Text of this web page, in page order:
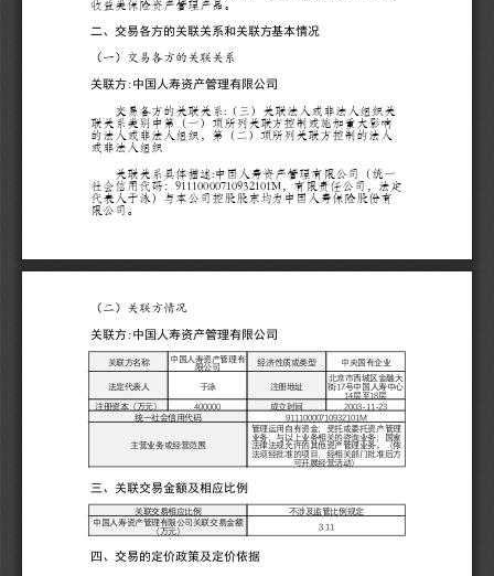
收益类保险资产管理产品。
二、交易各方的关联关系和关联方基本情况
（一）交易各方的关联关系
关联方:中国人寿资产管理有限公司
        交易各方的关联关系:（三）关联法人或非法人组织关
联关系类别中第（一）项所列关联方控制或施加重大影响
的法人或非法人组织，第（二）项所列关联方控制的法人
或非法人组织
        关联关系具体描述:中国人寿资产管理有限公司（统一
社会信用代码：91110000710932101M，有限责任公司，法定
代表人于泳）与本公司控股股东均为中国人寿保险股份有
限公司。
（二）关联方情况
关联方:中国人寿资产管理有限公司
关联方名称
中国人寿资产管理有
限公司
经济性质或类型 中央国有企业
法定代表人 于泳 注册地址
北京市西城区金融大
街17号中国人寿中心
14层至18层
注册资本（万元）
400000 成立时间
2003-11-23
统一社会信用代码
91110000710932101M
主营业务或经营范围
管理运用自有资金；受托或委托资产管理
业务；与以上业务相关的咨询业务；国家
法律法规允许的其他资产管理业务。（依
法须经批准的项目，经相关部门批准后方
可开展经营活动）
三、关联交易金额及相应比例
关联交易相应比例
不涉及监管比例规定
中国人寿资产管理有限公司关联交易金额
（万元）
3.11
四、交易的定价政策及定价依据